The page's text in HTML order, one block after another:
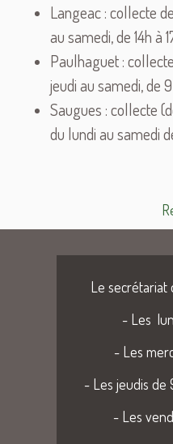
Langeac : collecte
au samedi, de 14h à
Paulhaguet :
jeudi au samedi, de
Saugues : collecte
du lundi au samedi
Le
- Les
- Les
- Les jeudis de
- Les